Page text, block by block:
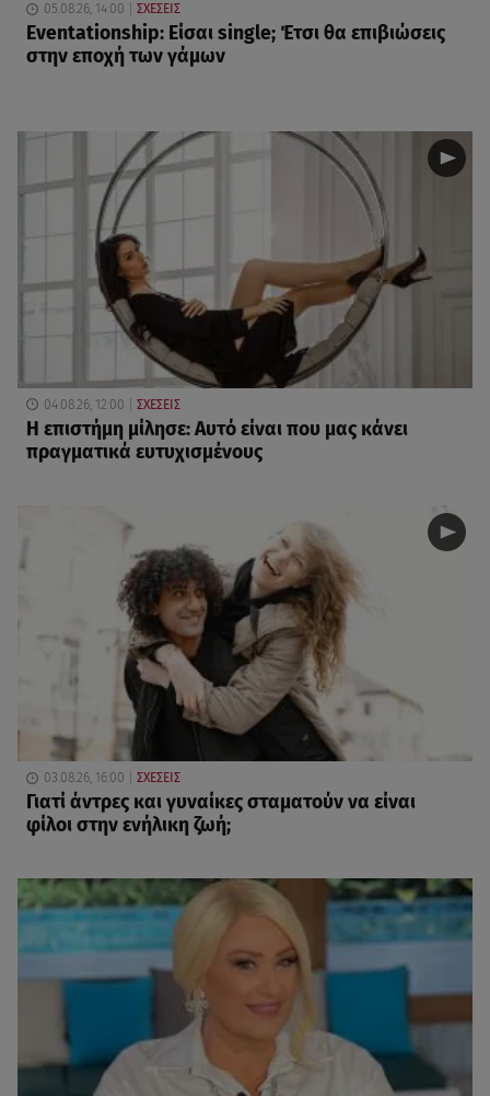
05.08.26, 14:00 ΣΧΕΣΕΙΣ
Eventationship: Είσαι single; Έτσι θα επιβιώσεις
στην εποχή των γάμων
04.08.26, 12:00 ΣΧΕΣΕΙΣ
Η επιστήμη μίλησε: Αυτό είναι που μας κάνει
πραγματικά ευτυχισμένους
03.08.26, 16:00 ΣΧΕΣΕΙΣ
Γιατί άντρες και γυναίκες σταματούν να είναι
φίλοι στην ενήλικη ζωή;